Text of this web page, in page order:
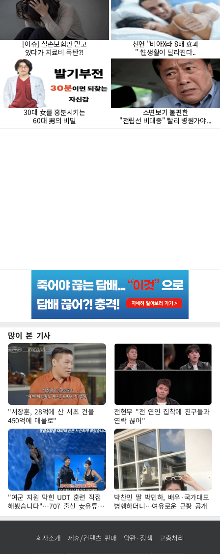
많이 본 기사
"서장훈, 28억에 산 서초 건물
450억에 매물로"
전현무 "전 연인 집착에 친구들과
연락 끊어"
"여군 지원 막힌 UDT 훈련 직접
해봤습니다"…707 출신 女유튜버
'완벽 소화'
박찬민 딸 박민하, 배우·국가대표
병행하더니…여유로운 근황 공개
회사소개 제휴/컨텐츠 판매 약관·정책 고충처리